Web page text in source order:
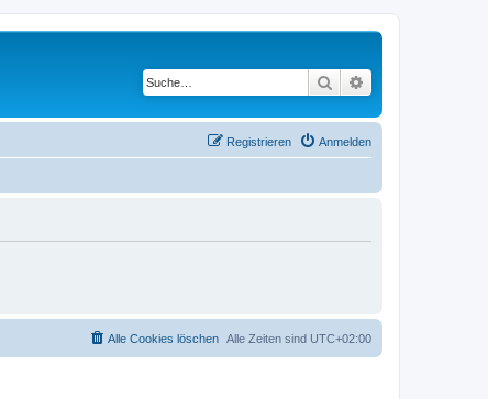
Suche
Anmelden
Registrieren
Alle Zeiten sind UTC+02:00
Alle Cookies löschen